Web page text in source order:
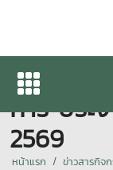
พิธีลงนา
การ ประ
2569
หน้าแรก ข่าวสารกิจ